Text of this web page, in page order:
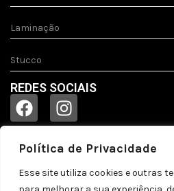
Política de Privacidade
Esse site utiliza cookies e outras
Laminação
Stucco
REDES SOCIAIS
© 2023 Todos os